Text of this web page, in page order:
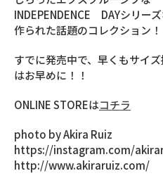
INDEPENDENCE DAYシリー
作られた話題のコレクション！
すでに発売中で、早くもサイ
はお早めに！！
ONLINE STOREはコチラ
photo by Akira Ruiz
https://instagram.com/
http://www.akiraruiz.com/